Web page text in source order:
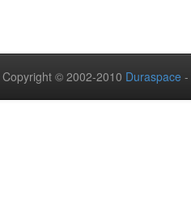
Copyright © 2002-2010 Duraspace -